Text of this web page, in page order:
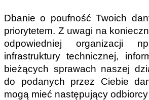
Dbanie o poufność Twoich
priorytetem. Z uwagi na
odpowiedniej organizacji
infrastruktury technicznej,
bieżących sprawach naszej
do podanych przez Ciebie
mogą mieć następujący